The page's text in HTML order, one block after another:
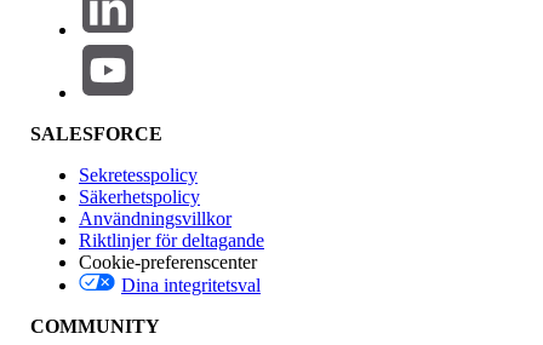
Funktionspåverkan
Version
SALESFORCE
Sekretesspolicy
Säkerhetspolicy
Användningsvillkor
Riktlinjer för deltagande
Cookie-preferenscenter
Dina integritetsval
COMMUNITY